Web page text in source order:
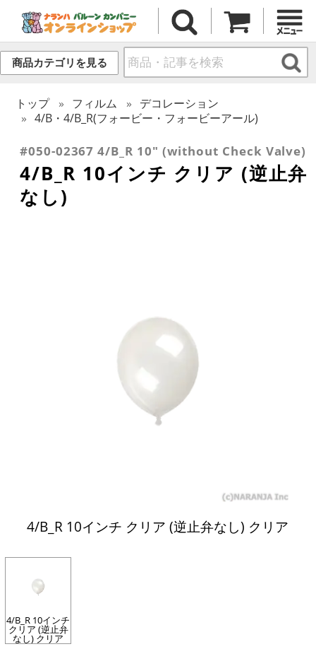
商品カテゴリを見る
トップ フィルム
デコレーション
4/B・4/B_R(フォービー・フォービーアール)
#050-02367 4/B_R 10" (without Check Valve)
4/B_R 10インチ クリア (逆止弁
なし)
4/B_R 10インチ クリア (逆止弁なし) クリア
4/B_R 10インチ
クリア (逆止弁
なし) クリア